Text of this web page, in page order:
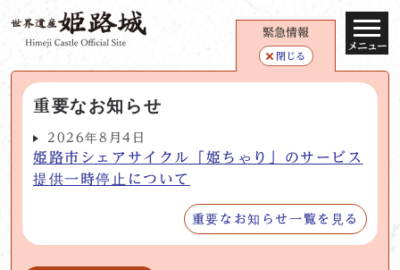
緊急情報
閉じる
重要なお知らせ
2026年8月4日
姫路市シェアサイクル「姫ちゃり」のサービス
提供一時停止について
重要なお知らせ一覧を見る
メニュー